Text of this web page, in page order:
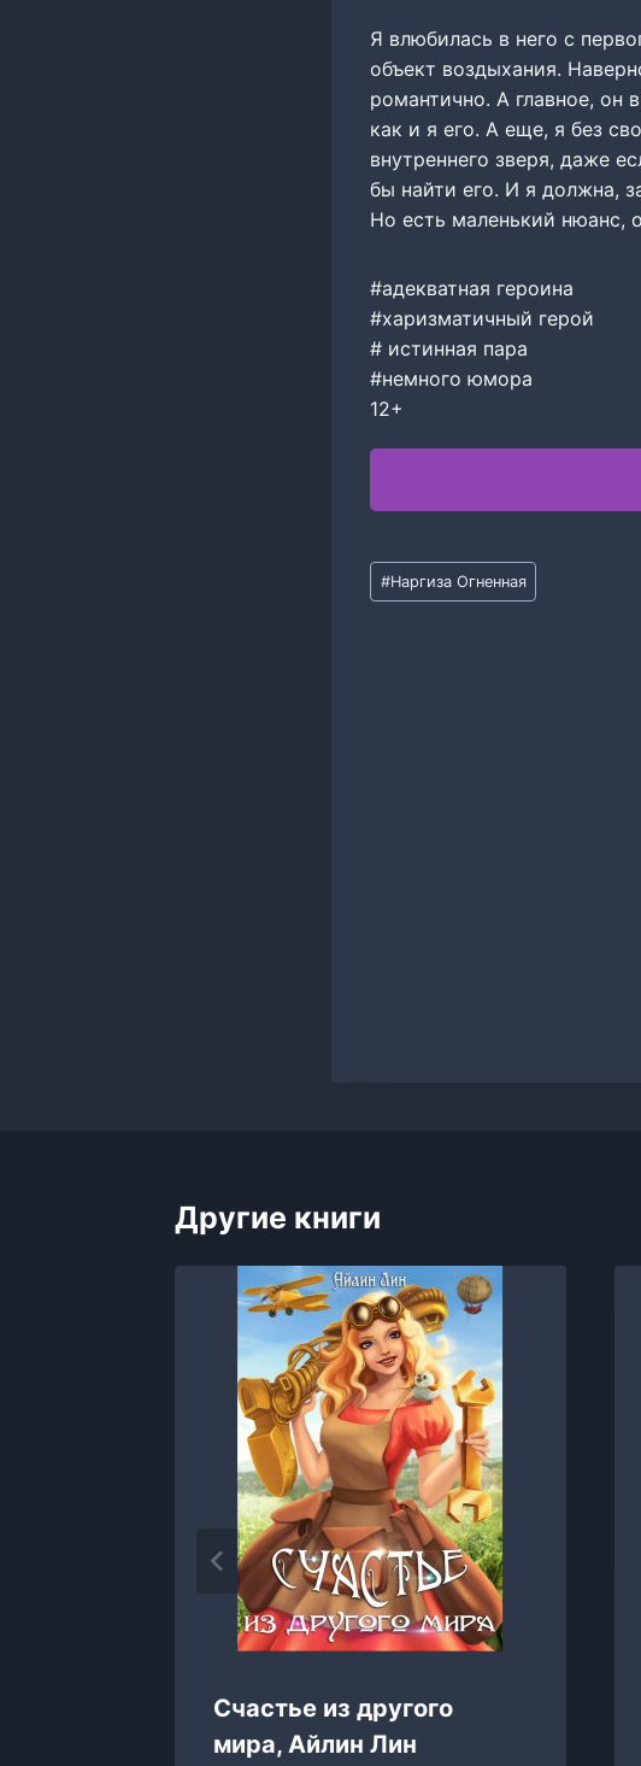
Я влюбилась в него с
объект воздыхания.
романтично. А главное, он
как и я его. А еще, я без
внутреннего зверя, даже
бы найти его. И я должна,
Но есть маленький нюанс,
#адекватная героина
#харизматичный герой
# истинная пара
#немного юмора
12+
Метки
записи:
#Наргиза Огненная
Другие книги
Счастье из другого
мира, Айлин Лин